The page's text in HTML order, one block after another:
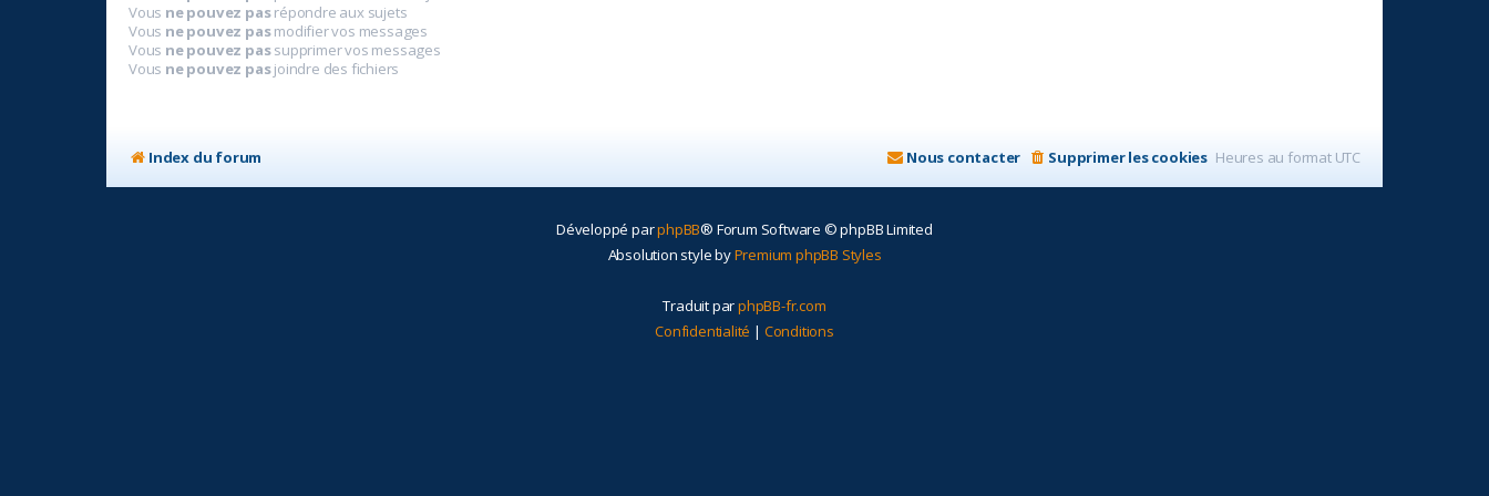
Vous ne pouvez pasrépondre aux sujets
Vous ne pouvez pasmodifier vos messages
Vous ne pouvez passupprimer vos messages
Vous ne pouvez pasjoindre des fichiers
Index du forum Heures au format UTC
Supprimer les cookies
Nous contacter
Développé parphpBB® Forum Software © phpBB Limited
Absolution style byPremium phpBB Styles
Traduit parphpBB-fr.com
Confidentialité | Conditions